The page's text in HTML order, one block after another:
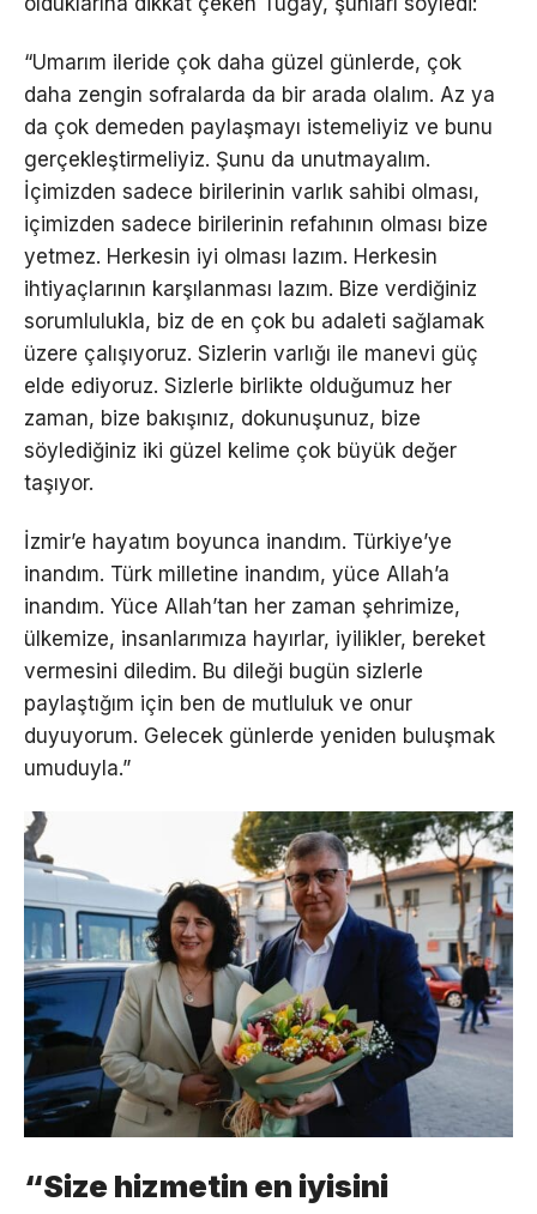
“Umarım ileride çok daha güzel günlerde, çok
daha zengin sofralarda da bir arada olalım. Az ya
da çok demeden paylaşmayı istemeliyiz ve bunu
gerçekleştirmeliyiz. Şunu da unutmayalım.
İçimizden sadece birilerinin varlık sahibi olması,
içimizden sadece birilerinin refahının olması bize
yetmez. Herkesin iyi olması lazım. Herkesin
ihtiyaçlarının karşılanması lazım. Bize verdiğiniz
sorumlulukla, biz de en çok bu adaleti sağlamak
üzere çalışıyoruz. Sizlerin varlığı ile manevi güç
elde ediyoruz. Sizlerle birlikte olduğumuz her
zaman, bize bakışınız, dokunuşunuz, bize
söylediğiniz iki güzel kelime çok büyük değer
taşıyor.
İzmir’e hayatım boyunca inandım. Türkiye’ye
inandım. Türk milletine inandım, yüce Allah’a
inandım. Yüce Allah’tan her zaman şehrimize,
ülkemize, insanlarımıza hayırlar, iyilikler, bereket
vermesini diledim. Bu dileği bugün sizlerle
paylaştığım için ben de mutluluk ve onur
duyuyorum. Gelecek günlerde yeniden buluşmak
umuduyla.”
“Size hizmetin en iyisini